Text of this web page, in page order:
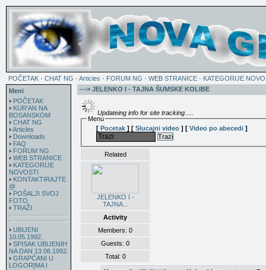
POČETAK · CHAT NG · Articles · FORUM NG · WEB STRANICE · KATEGORIJE
Meni
POČETAK
KUR'AN NA
BOSANSKOM
CHAT NG
Articles
Downloads
FAQ
FORUM NG
WEB STRANICE
KATEGORIJE
NOVOSTI
KONTAKTIRAJTE
@
POŠALJI SVOJ
FOTO
TRAŽI
UBIJENI
10.05.1992.
SPISAK UBIJENIH
NA DAN 13.06.1992.
GRAPĆANI U
LOGORIMA I
---> JELENKO I - TAJNA ŠUMSKE KOLIBE
Updateing info for site tracking.....
Menu
[ Pocetak ] [ Slucajni video ] [ Video po abecedi ]
Trazi
Related
JELENKO I -
TAJNA...
Activity
Members: 0
Guests: 0
Total: 0